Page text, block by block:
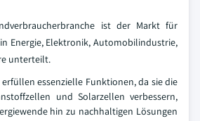
ist der Markt für
Energie, Elektronik, Automobilindustrie,
unterteilt.
essenzielle Funktionen, da sie die
und Solarzellen verbessern,
hin zu nachhaltigen Lösungen